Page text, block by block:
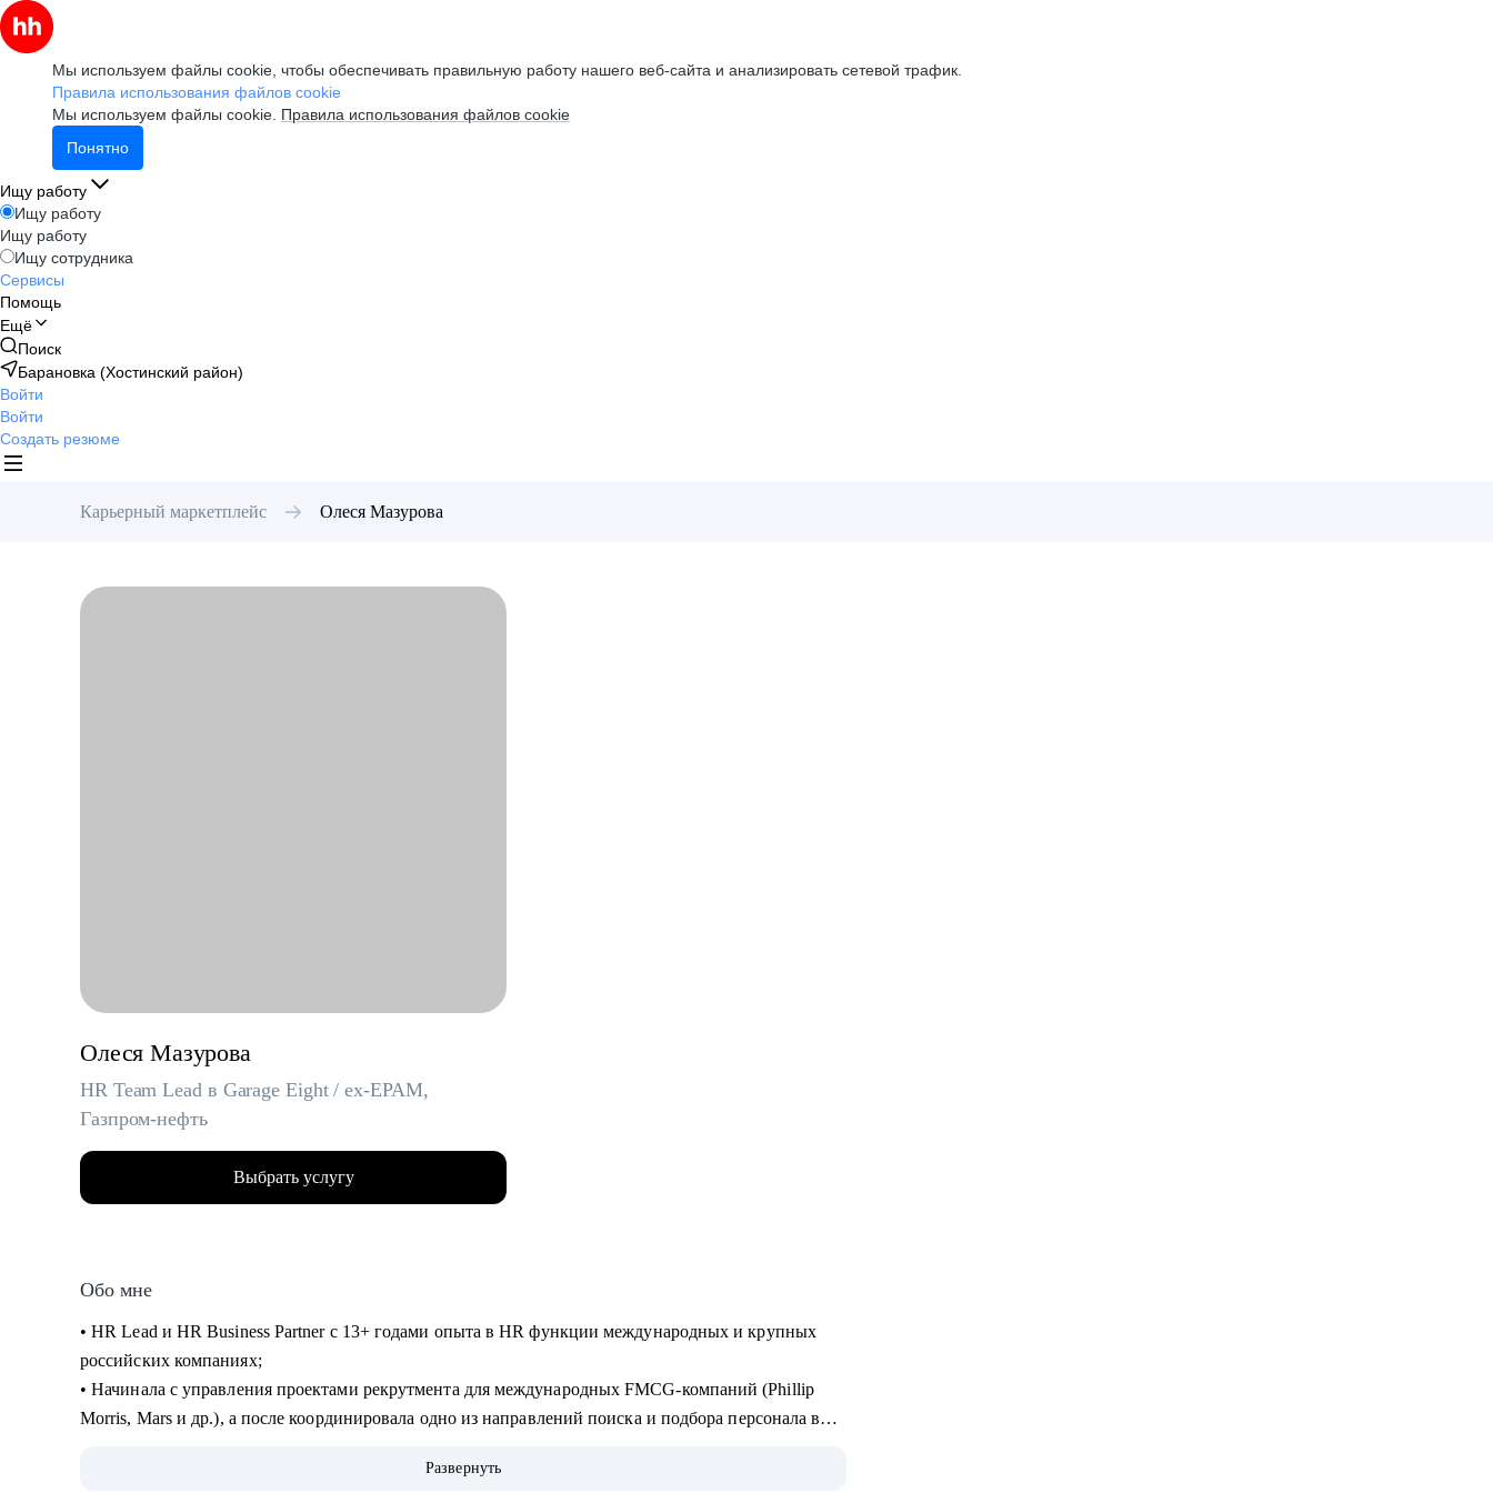
Мы используем файлы cookie, чтобы обеспечивать правильную работу нашего веб-сайта и анализировать сетевой трафик.
Правила использования файлов cookie
Мы используем файлы cookie. Правила использования файлов cookie
Понятно
Ищу работу
Ищу работу
Ищу работу
Ищу сотрудника
Сервисы
Помощь
Ещё
Поиск
Барановка (Хостинский район)
Войти
Войти
Создать резюме
Карьерный маркетплейс Олеся Мазурова
Олеся Мазурова
HR Team Lead в Garage Eight / ex-EPAM,
Газпром-нефть
Выбрать услугу
Обо мне
• HR Lead и HR Business Partner с 13+ годами опыта в HR функции международных и крупных
российских компаниях;
• Начинала с управления проектами рекрутмента для международных FMCG-компаний (Phillip
Morris, Mars и др.), а после координировала одно из направлений поиска и подбора персонала в
• Дальше перешла в EPAM, где запускала программы обучения и стажировок в IT, после которых
Развернуть